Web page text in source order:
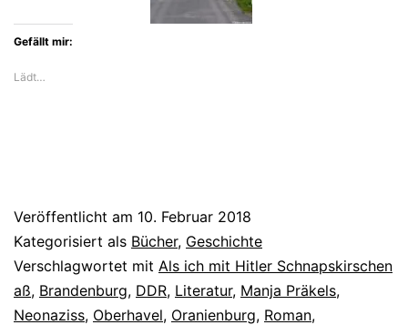
in
Gefällt mir:
Lädt…
Veröffentlicht am 10. Februar 2018
Kategorisiert als Bücher, Geschichte
Verschlagwortet mit Als ich mit Hitler Schnapskirschen
aß, Brandenburg, DDR, Literatur, Manja Präkels,
Neonaziss, Oberhavel, Oranienburg, Roman,